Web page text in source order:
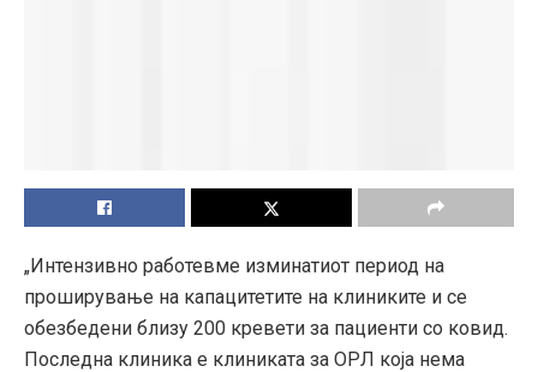
„Интензивно работевме изминатиот период на
проширување на капацитетите на клиниките и се
обезбедени близу 200 кревети за пациенти со ковид.
Последна клиника е клиниката за ОРЛ која нема